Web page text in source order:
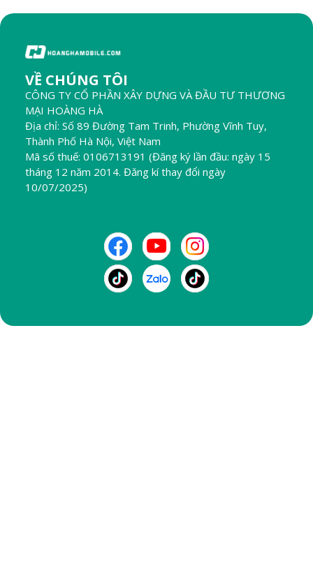
VỀ CHÚNG TÔI
CÔNG TY CỔ PHẦN XÂY DỰNG VÀ ĐẦU TƯ THƯƠNG
MẠI HOÀNG HÀ
Địa chỉ: Số 89 Đường Tam Trinh, Phường Vĩnh Tuy,
Thành Phố Hà Nội, Việt Nam
Mã số thuế: 0106713191 (Đăng ký lần đầu: ngày 15
tháng 12 năm 2014. Đăng kí thay đổi ngày
10/07/2025)